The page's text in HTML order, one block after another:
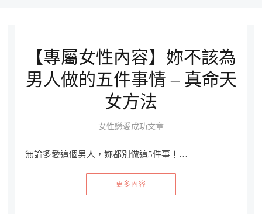
【專屬女性內容】妳不該為
男人做的五件事情 – 真命天
女方法
女性戀愛成功文章
無論多愛這個男人，妳都別做這5件事！…
更多內容